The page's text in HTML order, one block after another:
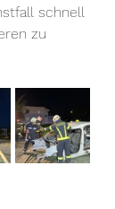
schnell
zu